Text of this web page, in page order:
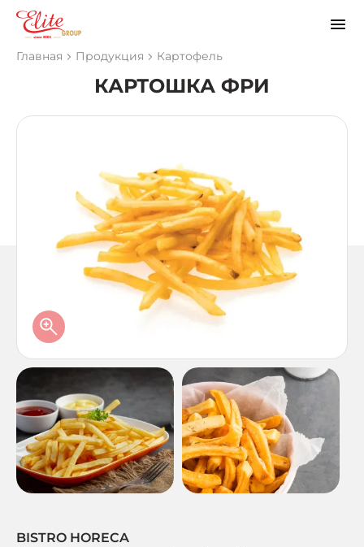
Главная Продукция Картофель
КАРТОШКА ФРИ
BISTRO HORECA